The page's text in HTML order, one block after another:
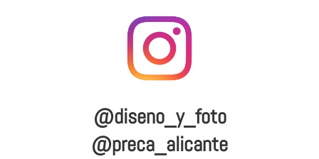
@diseno_y_foto
@preca_alicante